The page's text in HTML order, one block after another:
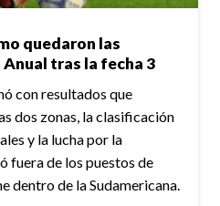
quedaron las
tras la fecha 3
con resultados que
dos zonas, la clasificación
y la lucha por la
fuera de los puestos de
dentro de la Sudamericana.